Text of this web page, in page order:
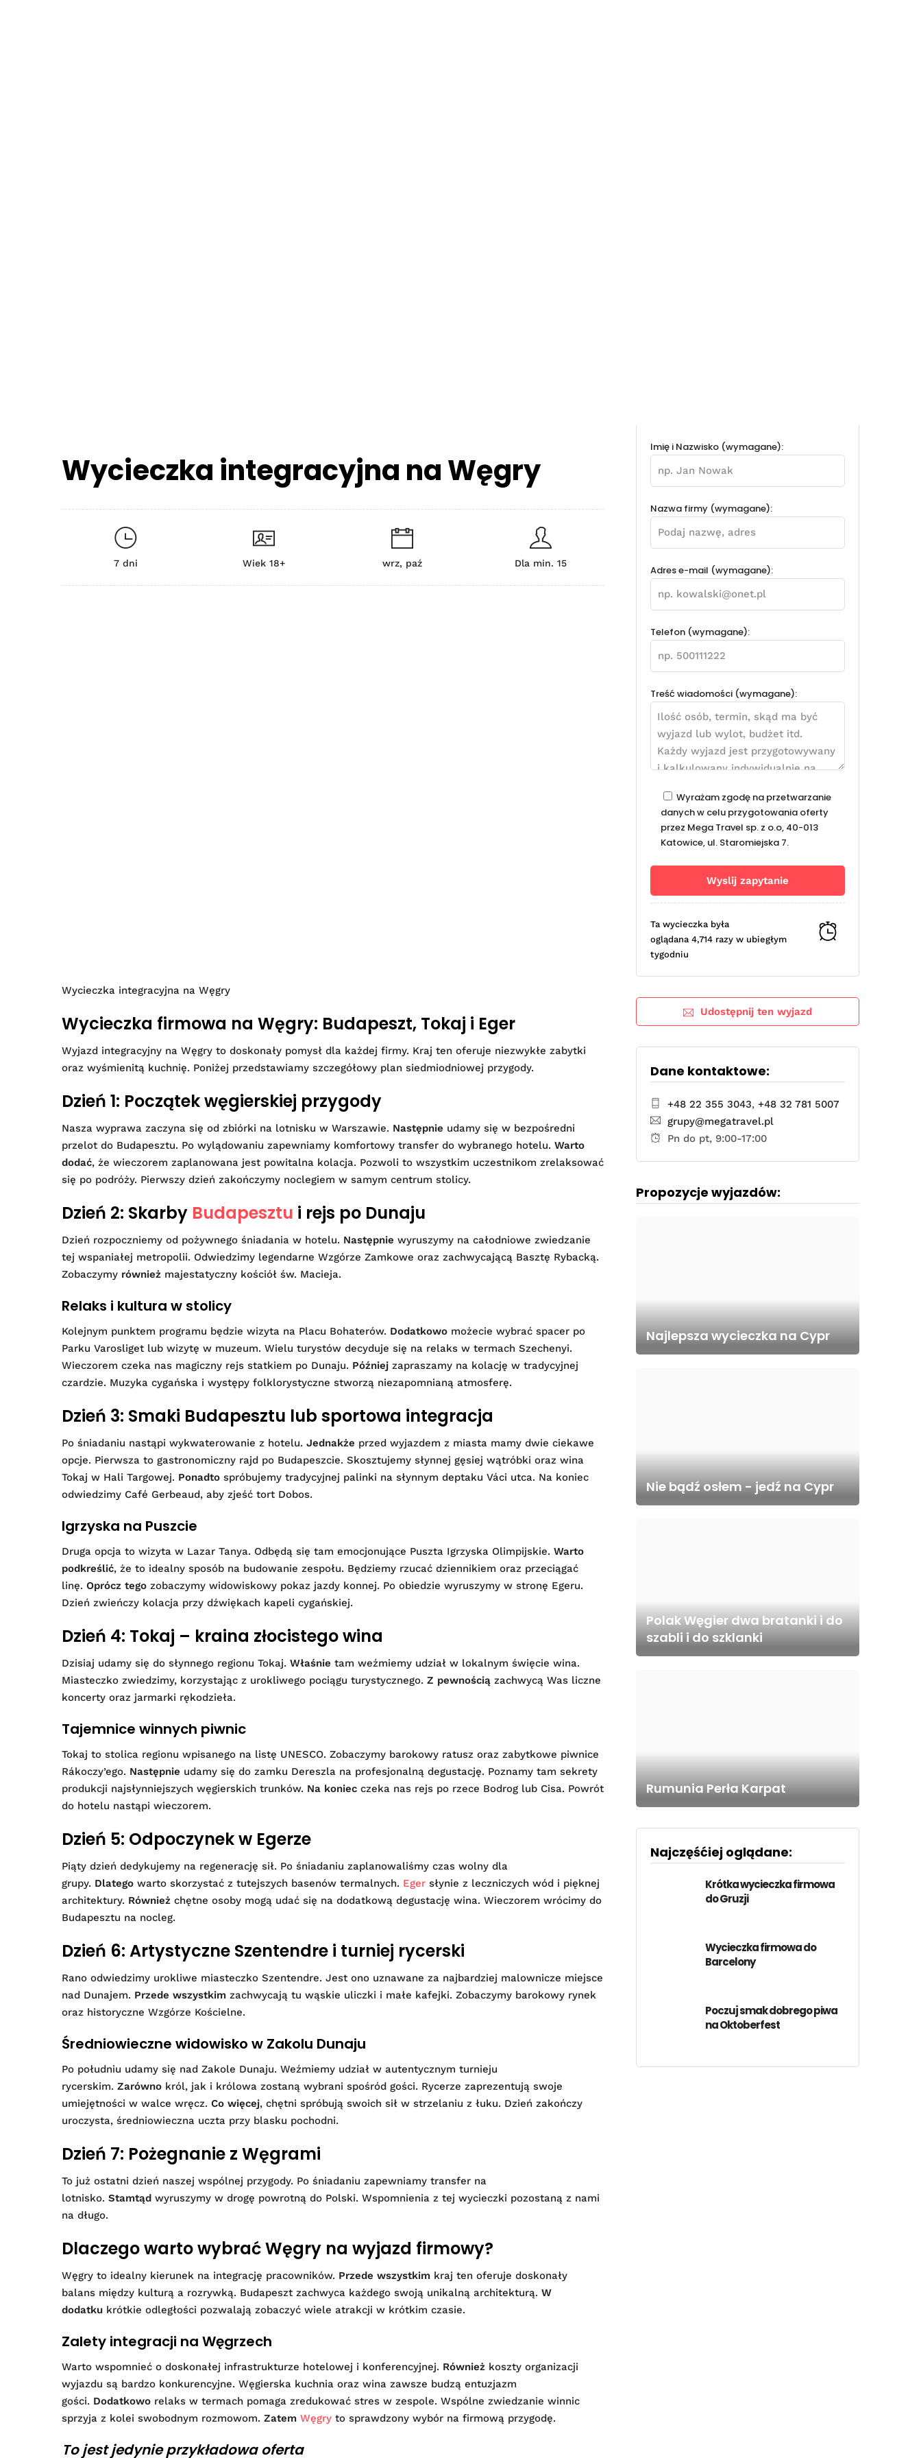
Wycieczka integracyjna na Węgry
7 dni Wiek 18+ wrz, paź Dla min. 15
Wycieczka integracyjna na Węgry
Wycieczka firmowa na Węgry: Budapeszt, Tokaj i Eger
Wyjazd integracyjny na Węgry to doskonały pomysł dla każdej firmy. Kraj ten oferuje niezwykłe zabytki
oraz wyśmienitą kuchnię. Poniżej przedstawiamy szczegółowy plan siedmiodniowej przygody.
Dzień 1: Początek węgierskiej przygody
Nasza wyprawa zaczyna się od zbiórki na lotnisku w Warszawie. Następnie udamy się w bezpośredni
przelot do Budapesztu. Po wylądowaniu zapewniamy komfortowy transfer do wybranego hotelu. Warto
dodać, że wieczorem zaplanowana jest powitalna kolacja. Pozwoli to wszystkim uczestnikom zrelaksować
się po podróży. Pierwszy dzień zakończymy noclegiem w samym centrum stolicy.
Dzień 2: Skarby Budapesztu i rejs po Dunaju
Dzień rozpoczniemy od pożywnego śniadania w hotelu. Następnie wyruszymy na całodniowe zwiedzanie
tej wspaniałej metropolii. Odwiedzimy legendarne Wzgórze Zamkowe oraz zachwycającą Basztę Rybacką.
Zobaczymy również majestatyczny kościół św. Macieja.
Relaks i kultura w stolicy
Kolejnym punktem programu będzie wizyta na Placu Bohaterów. Dodatkowo możecie wybrać spacer po
Parku Varosliget lub wizytę w muzeum. Wielu turystów decyduje się na relaks w termach Szechenyi.
Wieczorem czeka nas magiczny rejs statkiem po Dunaju. Później zapraszamy na kolację w tradycyjnej
czardzie. Muzyka cygańska i występy folklorystyczne stworzą niezapomnianą atmosferę.
Dzień 3: Smaki Budapesztu lub sportowa integracja
Po śniadaniu nastąpi wykwaterowanie z hotelu. Jednakże przed wyjazdem z miasta mamy dwie ciekawe
opcje. Pierwsza to gastronomiczny rajd po Budapeszcie. Skosztujemy słynnej gęsiej wątróbki oraz wina
Tokaj w Hali Targowej. Ponadto spróbujemy tradycyjnej palinki na słynnym deptaku Váci utca. Na koniec
odwiedzimy Café Gerbeaud, aby zjeść tort Dobos.
Igrzyska na Puszcie
Druga opcja to wizyta w Lazar Tanya. Odbędą się tam emocjonujące Puszta Igrzyska Olimpijskie. Warto
podkreślić, że to idealny sposób na budowanie zespołu. Będziemy rzucać dziennikiem oraz przeciągać
linę. Oprócz tego zobaczymy widowiskowy pokaz jazdy konnej. Po obiedzie wyruszymy w stronę Egeru.
Dzień zwieńczy kolacja przy dźwiękach kapeli cygańskiej.
Dzień 4: Tokaj – kraina złocistego wina
Dzisiaj udamy się do słynnego regionu Tokaj. Właśnie tam weźmiemy udział w lokalnym święcie wina.
Miasteczko zwiedzimy, korzystając z urokliwego pociągu turystycznego. Z pewnością zachwycą Was liczne
koncerty oraz jarmarki rękodzieła.
Tajemnice winnych piwnic
Tokaj to stolica regionu wpisanego na listę UNESCO. Zobaczymy barokowy ratusz oraz zabytkowe piwnice
Rákoczy’ego. Następnie udamy się do zamku Dereszla na profesjonalną degustację. Poznamy tam sekrety
produkcji najsłynniejszych węgierskich trunków. Na koniec czeka nas rejs po rzece Bodrog lub Cisa. Powrót
do hotelu nastąpi wieczorem.
Dzień 5: Odpoczynek w Egerze
Piąty dzień dedykujemy na regenerację sił. Po śniadaniu zaplanowaliśmy czas wolny dla
grupy. Dlatego warto skorzystać z tutejszych basenów termalnych. Eger słynie z leczniczych wód i pięknej
architektury. Również chętne osoby mogą udać się na dodatkową degustację wina. Wieczorem wrócimy do
Budapesztu na nocleg.
Dzień 6: Artystyczne Szentendre i turniej rycerski
Rano odwiedzimy urokliwe miasteczko Szentendre. Jest ono uznawane za najbardziej malownicze miejsce
nad Dunajem. Przede wszystkim zachwycają tu wąskie uliczki i małe kafejki. Zobaczymy barokowy rynek
oraz historyczne Wzgórze Kościelne.
Średniowieczne widowisko w Zakolu Dunaju
Po południu udamy się nad Zakole Dunaju. Weźmiemy udział w autentycznym turnieju
rycerskim. Zarówno król, jak i królowa zostaną wybrani spośród gości. Rycerze zaprezentują swoje
umiejętności w walce wręcz. Co więcej, chętni spróbują swoich sił w strzelaniu z łuku. Dzień zakończy
uroczysta, średniowieczna uczta przy blasku pochodni.
Dzień 7: Pożegnanie z Węgrami
To już ostatni dzień naszej wspólnej przygody. Po śniadaniu zapewniamy transfer na
lotnisko. Stamtąd wyruszymy w drogę powrotną do Polski. Wspomnienia z tej wycieczki pozostaną z nami
na długo.
Dlaczego warto wybrać Węgry na wyjazd firmowy?
Węgry to idealny kierunek na integrację pracowników. Przede wszystkim kraj ten oferuje doskonały
balans między kulturą a rozrywką. Budapeszt zachwyca każdego swoją unikalną architekturą. W
dodatku krótkie odległości pozwalają zobaczyć wiele atrakcji w krótkim czasie.
Zalety integracji na Węgrzech
Warto wspomnieć o doskonałej infrastrukturze hotelowej i konferencyjnej. Również koszty organizacji
wyjazdu są bardzo konkurencyjne. Węgierska kuchnia oraz wina zawsze budzą entuzjazm
gości. Dodatkowo relaks w termach pomaga zredukować stres w zespole. Wspólne zwiedzanie winnic
sprzyja z kolei swobodnym rozmowom. Zatem Węgry to sprawdzony wybór na firmową przygodę.
To jest jedynie przykładowa oferta
Imię i Nazwisko (wymagane):
Nazwa firmy (wymagane):
Adres e-mail (wymagane):
Telefon (wymagane):
Treść wiadomości (wymagane):
Wyrażam zgodę na przetwarzanie
danych w celu przygotowania oferty
przez Mega Travel sp. z o.o, 40-013
Katowice, ul. Staromiejska 7.
Ta wycieczka była
oglądana 4,714 razy w ubiegłym
tygodniu
Udostępnij ten wyjazd
Dane kontaktowe:
+48 22 355 3043,+48 32 781 5007
grupy@megatravel.pl
Pn do pt, 9:00-17:00
Propozycje wyjazdów:
Najlepsza wycieczka na Cypr
Nie bądź osłem - jedź na Cypr
Polak Węgier dwa bratanki i do
szabli i do szklanki
Rumunia Perła Karpat
Najczęśćiej oglądane:
Krótka wycieczka firmowa
do Gruzji
Wycieczka firmowa do
Barcelony
Poczuj smak dobrego piwa
na Oktoberfest